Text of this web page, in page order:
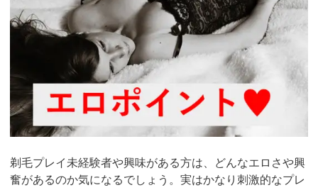
剃毛プレイ未経験者や興味がある方は、どんなエロさや興
奮があるのか気になるでしょう。実はかなり刺激的なプレ